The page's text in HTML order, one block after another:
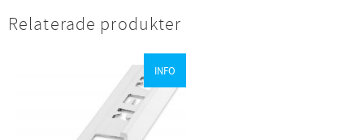
Relaterade produkter
INFO